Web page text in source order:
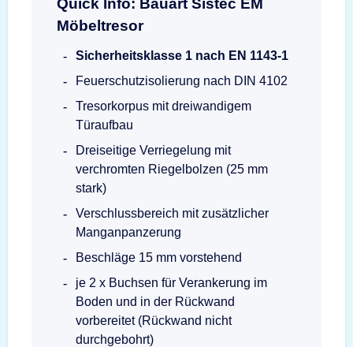
Quick Info: Bauart Sistec EM
Möbeltresor
Sicherheitsklasse 1 nach EN 1143-1
Feuerschutzisolierung nach DIN 4102
Tresorkorpus mit dreiwandigem
Türaufbau
Dreiseitige Verriegelung mit
verchromten Riegelbolzen (25 mm
stark)
Verschlussbereich mit zusätzlicher
Manganpanzerung
Beschläge 15 mm vorstehend
je 2 x Buchsen für Verankerung im
Boden und in der Rückwand
vorbereitet (Rückwand nicht
durchgebohrt)